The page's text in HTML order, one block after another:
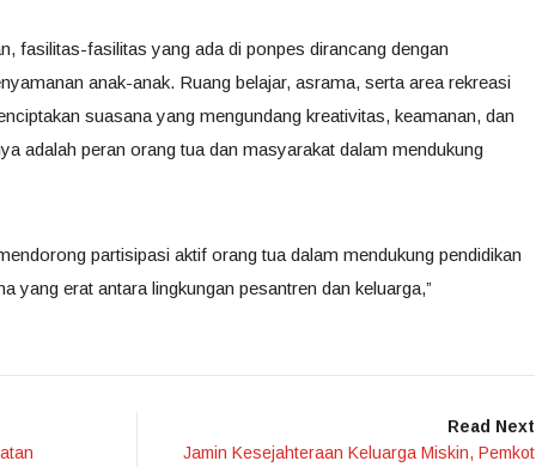
fasilitas-fasilitas yang ada di ponpes dirancang dengan
anak-anak. Ruang belajar, asrama, serta area rekreasi
suasana yang mengundang kreativitas, keamanan, dan
adalah peran orang tua dan masyarakat dalam mendukung
partisipasi aktif orang tua dalam mendukung pendidikan
yang erat antara lingkungan pesantren dan keluarga,”
Read Next
Jamin Kesejahteraan Keluarga Miskin, Pemkot